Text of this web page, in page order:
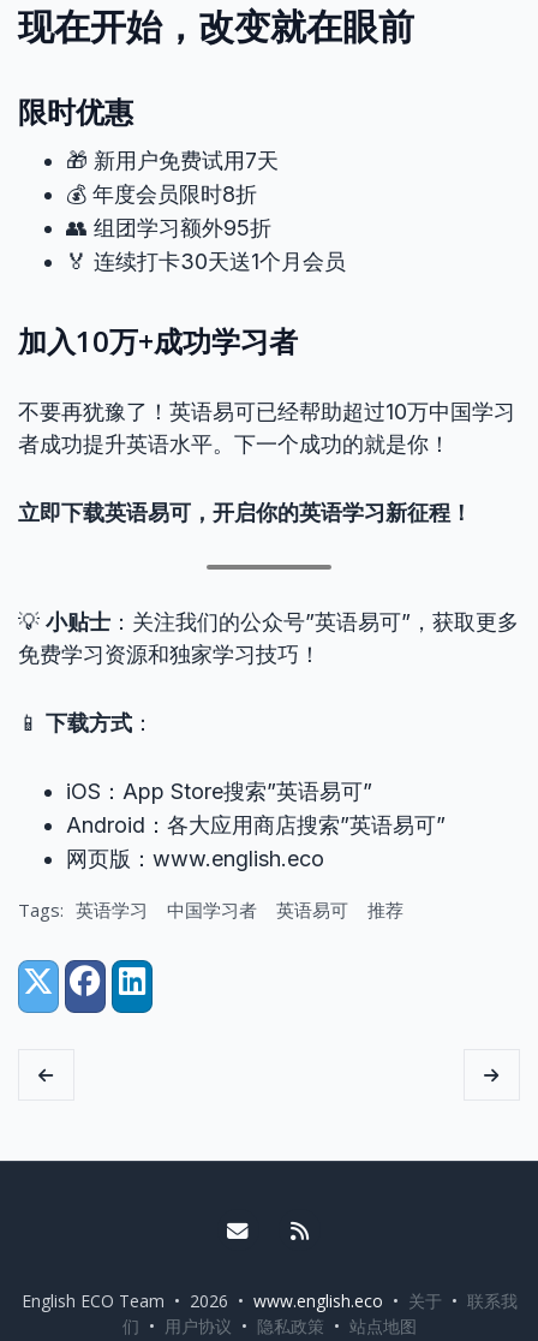
现在开始，改变就在眼前
限时优惠
🎁 新用户免费试用7天
💰 年度会员限时8折
👥 组团学习额外95折
🏅 连续打卡30天送1个月会员
加入10万+成功学习者
不要再犹豫了！英语易可已经帮助超过10万中国学习
者成功提升英语水平。下一个成功的就是你！
立即下载英语易可，开启你的英语学习新征程！
💡 小贴士 ：关注我们的公众号”英语易可”，获取更多
免费学习资源和独家学习技巧！
📱 下载方式 ：
iOS：App Store搜索”英语易可”
Android：各大应用商店搜索”英语易可”
网页版：www.english.eco
Tags: 英语学习 中国学习者 英语易可 推荐
Share:
X (Twitter)
FacebookLinkedIn
Email me
English ECO Team • 2026 • www.english.eco • 关于 • 联系我
们 • 用户协议 • 隐私政策 • 站点地图